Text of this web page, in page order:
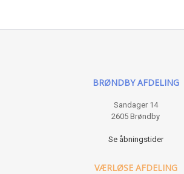
BRØNDBY AFDELING
Sandager 14
2605 Brøndby
Se åbningstider
VÆRLØSE AFDELING